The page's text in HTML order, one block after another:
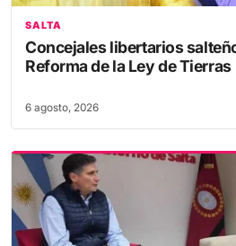
SALTA
Concejales libertarios
Reforma de la Ley de Tierras